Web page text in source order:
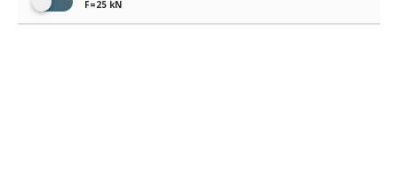
F=25 kN